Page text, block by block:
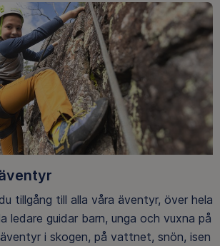
tillgång till alla våra äventyr, över hela
ledare guidar barn, unga och vuxna på
i skogen, på vattnet, snön, isen